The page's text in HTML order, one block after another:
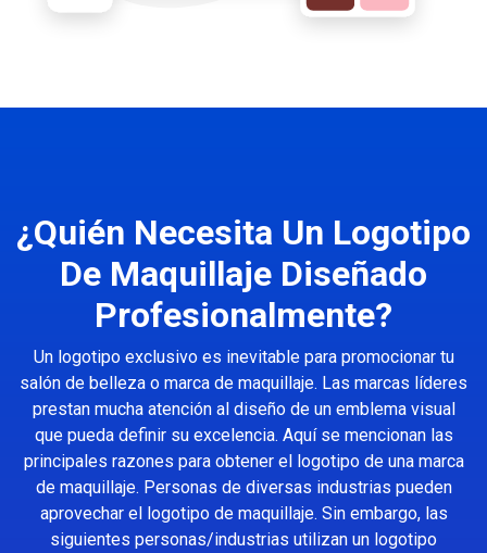
¿Quién Necesita Un Logotipo
De Maquillaje Diseñado
Profesionalmente?
Un logotipo exclusivo es inevitable para promocionar tu
salón de belleza o marca de maquillaje. Las marcas líderes
prestan mucha atención al diseño de un emblema visual
que pueda definir su excelencia. Aquí se mencionan las
principales razones para obtener el logotipo de una marca
de maquillaje. Personas de diversas industrias pueden
aprovechar el logotipo de maquillaje. Sin embargo, las
siguientes personas/industrias utilizan un logotipo